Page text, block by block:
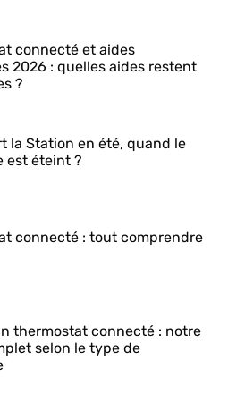
connecté et aides
2026 : quelles aides restent
?
la Station en été, quand le
est éteint ?
connecté : tout comprendre
thermostat connecté : notre
selon le type de